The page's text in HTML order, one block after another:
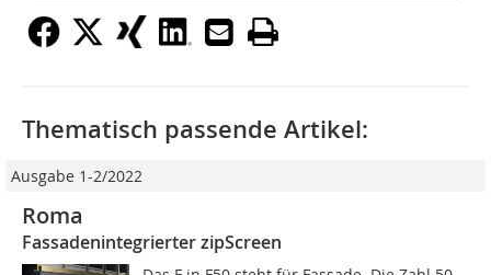
Thematisch passende Artikel:
Ausgabe 1-2/2022
Roma
Fassadenintegrierter zipScreen